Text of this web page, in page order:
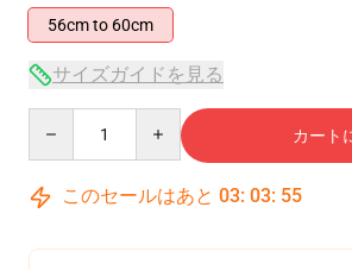
56cm to 60cm
サイズガイドを見る
カート
このセールはあと 03: 03: 55